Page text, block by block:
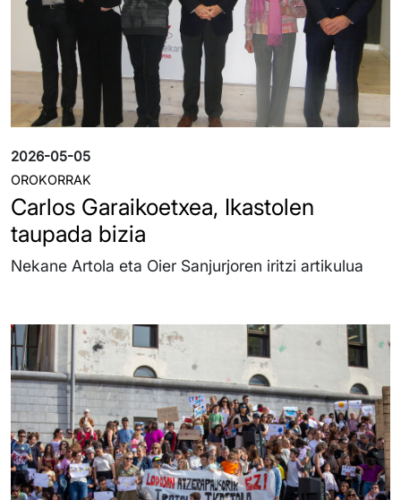
2026-05-05
OROKORRAK
Carlos Garaikoetxea, Ikastolen
taupada bizia
Nekane Artola eta Oier Sanjurjoren iritzi artikulua
Irudia